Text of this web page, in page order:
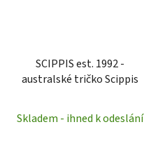
SCIPPIS est. 1992 -
australské tričko Scippis
Skladem - ihned k odeslání